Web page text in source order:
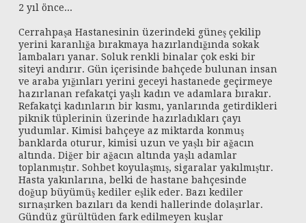
2 yıl önce...
Cerrahpaşa Hastanesinin üzerindeki güneş çekilip
yerini karanlığa bırakmaya hazırlandığında sokak
lambaları yanar. Soluk renkli binalar çok eski bir
siteyi andırır. Gün içerisinde bahçede bulunan insan
ve araba yığınları yerini geceyi hastanede geçirmeye
hazırlanan refakatçi yaşlı kadın ve adamlara bırakır.
Refakatçi kadınların bir kısmı, yanlarında getirdikleri
piknik tüplerinin üzerinde hazırladıkları çayı
yudumlar. Kimisi bahçeye az miktarda konmuş
banklarda oturur, kimisi uzun ve yaşlı bir ağacın
altında. Diğer bir ağacın altında yaşlı adamlar
toplanmıştır. Sohbet koyulaşmış, sigaralar yakılmıştır.
Hasta yakınlarına, belki de hastane bahçesinde
doğup büyümüş kediler eşlik eder. Bazı kediler
sırnaşırken bazıları da kendi hallerinde dolaşırlar.
Gündüz gürültüden fark edilmeyen kuşlar